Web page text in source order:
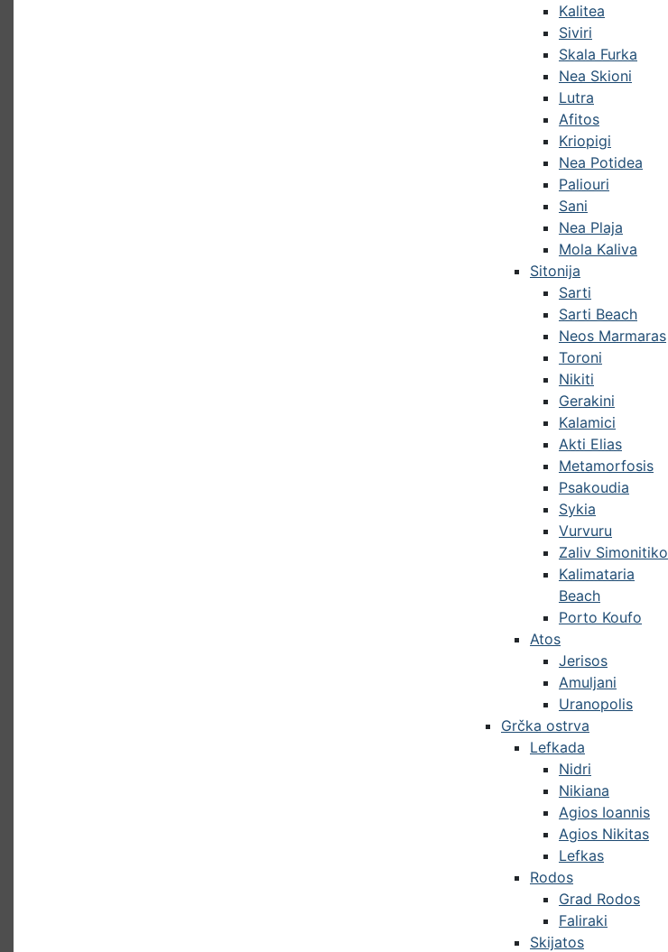
Kalitea
Siviri
Skala Furka
Nea Skioni
Lutra
Afitos
Kriopigi
Nea Potidea
Paliouri
Sani
Nea Plaja
Mola Kaliva
Sitonija
Sarti
Sarti Beach
Neos Marmaras
Toroni
Nikiti
Gerakini
Kalamici
Akti Elias
Metamorfosis
Psakoudia
Sykia
Vurvuru
Zaliv Simonitiko
Kalimataria
Beach
Porto Koufo
Atos
Jerisos
Amuljani
Uranopolis
Grčka ostrva
Lefkada
Nidri
Nikiana
Agios Ioannis
Agios Nikitas
Lefkas
Rodos
Grad Rodos
Faliraki
Skijatos